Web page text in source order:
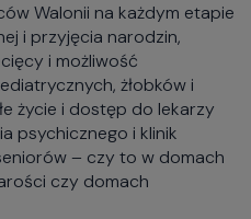
Walonii na każdym etapie
i przyjęcia narodzin,
i możliwość
żłobków i
życie i dostęp do lekarzy
psychicznego i klinik
– czy to w domach
czy domach